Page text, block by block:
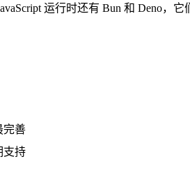
运行时还有 Bun 和 Deno，它
完善
支持